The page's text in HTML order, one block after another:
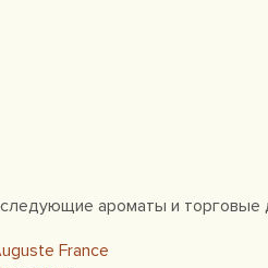
ароматы и торговые
France